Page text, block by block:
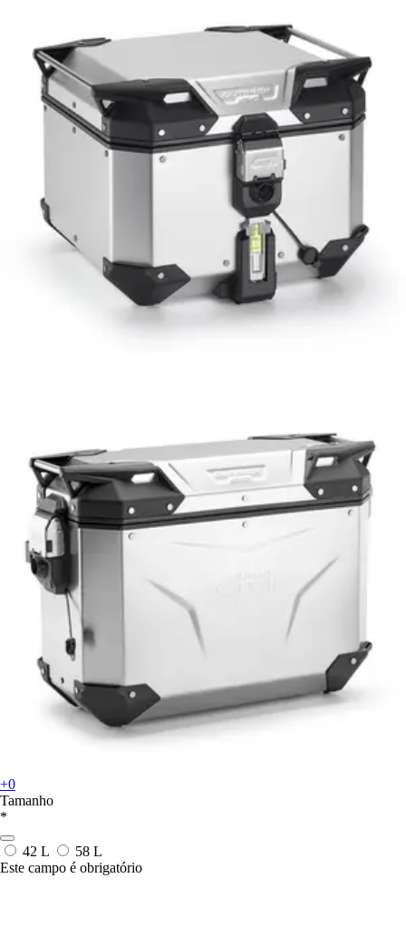
+0
Tamanho
*
42 L
58 L
Este campo é obrigatório